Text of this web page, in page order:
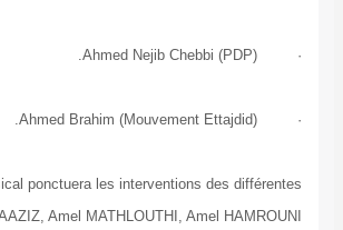
Un plateau musical ponctuera les interventions des
personnalités. BAAZIZ, Amel MATHLOUTHI, Amel